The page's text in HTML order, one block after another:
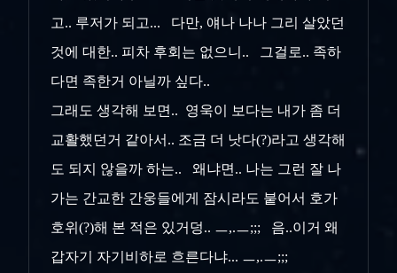
고.. 루저가 되고... 다만, 얘나 나나 그리 살았던
것에 대한.. 피차 후회는 없으니.. 그걸로.. 족하
다면 족한거 아닐까 싶다..
그래도 생각해 보면.. 영욱이 보다는 내가 좀 더
교활했던거 같아서.. 조금 더 낫다(?)라고 생각해
도 되지 않을까 하는.. 왜냐면.. 나는 그런 잘 나
가는 간교한 간웅들에게 잠시라도 붙어서 호가
호위(?)해 본 적은 있거덩.. ㅡ,.ㅡ;;; 음..이거 왜
갑자기 자기비하로 흐른다냐... ㅡ,.ㅡ;;;